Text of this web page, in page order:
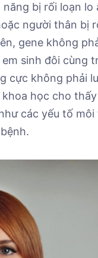
bị rối loạn lo
người thân bị
gene không
sinh đôi cùng
cực không phải
học cho
các yếu tố